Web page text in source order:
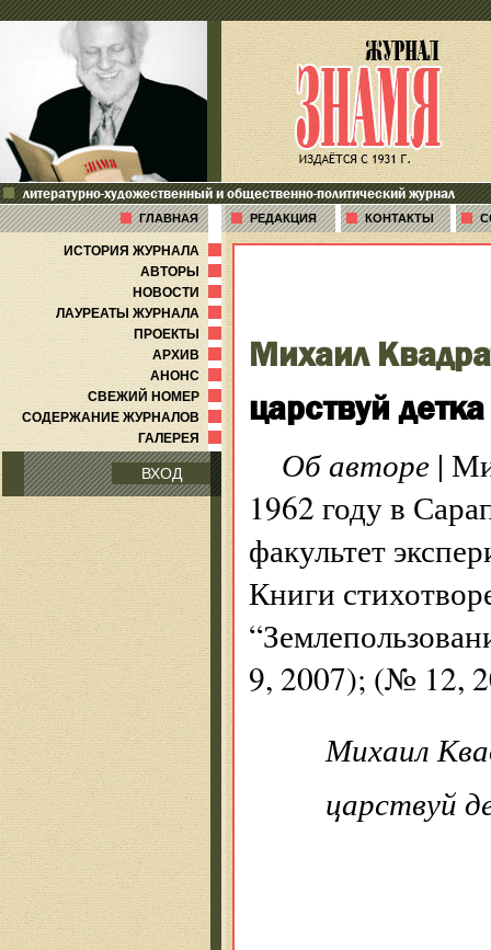
литературно-художественный и общественно-политический журнал
ГЛАВНАЯ РЕДАКЦИЯ КОНТАКТЫ
ИСТОРИЯ ЖУРНАЛА
АВТОРЫ
НОВОСТИ
ЛАУРЕАТЫ ЖУРНАЛА
ПРОЕКТЫ
АРХИВ
АНОНС
СВЕЖИЙ НОМЕР
СОДЕРЖАНИЕ ЖУРНАЛОВ
ГАЛЕРЕЯ
ВХОД
Михаил
царствуй
Об авторе |
1962 году в
факультет
Книги
9, 2007); (№ 12,
Михаил
царствуй